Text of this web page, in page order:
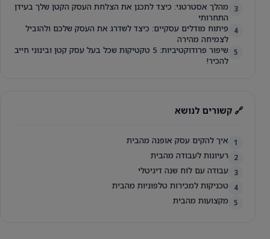
3
מהלך אסטרטגי: כיצד לתכנן את הצלחת העסק הקטן שלך בעידן
התחרותי
4
פיתוח מודלים עסקיים: כיצד לשדרג את העסק שלכם ולהוביל
לצמיחה מהירה
5
שיפור פרודוקטיביות: 5 טקטיקות שכל בעל עסק קטן ובינוני חייב
להכיר!
🔗 קשורים לנושא
1 איך להקים עסק אופנה מהבית
2 רעיונות לעבודה מהבית
3 עבודה עם לוח שנה דיגיטלי
4 טכניקות למכירות טלפוניות מהבית
5 מקצועות מהבית